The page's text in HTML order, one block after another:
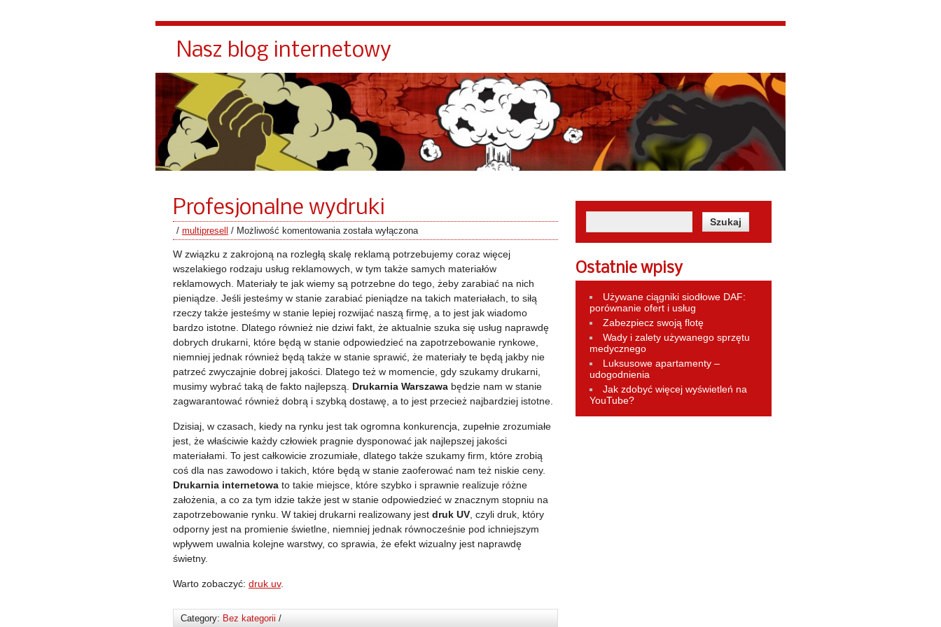
Nasz blog internetowy
Profesjonalne wydruki
/ multipresell / Możliwość komentowania została wyłączona
W związku z zakrojoną na rozległą skalę reklamą potrzebujemy coraz więcej
wszelakiego rodzaju usług reklamowych, w tym także samych materiałów
reklamowych. Materiały te jak wiemy są potrzebne do tego, żeby zarabiać na nich
pieniądze. Jeśli jesteśmy w stanie zarabiać pieniądze na takich materiałach, to siłą
rzeczy także jesteśmy w stanie lepiej rozwijać naszą firmę, a to jest jak wiadomo
bardzo istotne. Dlatego również nie dziwi fakt, że aktualnie szuka się usług naprawdę
dobrych drukarni, które będą w stanie odpowiedzieć na zapotrzebowanie rynkowe,
niemniej jednak również będą także w stanie sprawić, że materiały te będą jakby nie
patrzeć zwyczajnie dobrej jakości. Dlatego też w momencie, gdy szukamy drukarni,
musimy wybrać taką de fakto najlepszą. Drukarnia Warszawa będzie nam w stanie
zagwarantować również dobrą i szybką dostawę, a to jest przecież najbardziej istotne.
Dzisiaj, w czasach, kiedy na rynku jest tak ogromna konkurencja, zupełnie zrozumiałe
jest, że właściwie każdy człowiek pragnie dysponować jak najlepszej jakości
materiałami. To jest całkowicie zrozumiałe, dlatego także szukamy firm, które zrobią
coś dla nas zawodowo i takich, które będą w stanie zaoferować nam też niskie ceny.
Drukarnia internetowa to takie miejsce, które szybko i sprawnie realizuje różne
założenia, a co za tym idzie także jest w stanie odpowiedzieć w znacznym stopniu na
zapotrzebowanie rynku. W takiej drukarni realizowany jest druk UV , czyli druk, który
odporny jest na promienie świetlne, niemniej jednak równocześnie pod ichniejszym
wpływem uwalnia kolejne warstwy, co sprawia, że efekt wizualny jest naprawdę
świetny.
Warto zobaczyć: druk uv.
Category: Bez kategorii /
Ostatnie wpisy
Używane ciągniki siodłowe DAF:
porównanie ofert i usług
Zabezpiecz swoją flotę
Wady i zalety używanego sprzętu
medycznego
Luksusowe apartamenty –
udogodnienia
Jak zdobyć więcej wyświetleń na
YouTube?